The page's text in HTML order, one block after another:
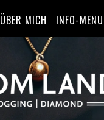
ÜBER MICH INFO-